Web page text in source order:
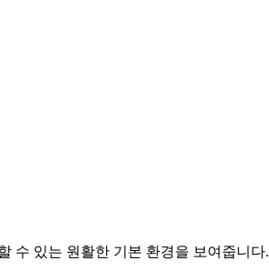
수 있는 원활한 기본 환경을 보여줍니다.